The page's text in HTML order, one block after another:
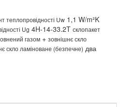
теплопровідності Uw 1,1 W/m²K
Ug 4H-14-33.2T склопакет
газом + зовнішнє скло
скло ламіноване (безпечне) два